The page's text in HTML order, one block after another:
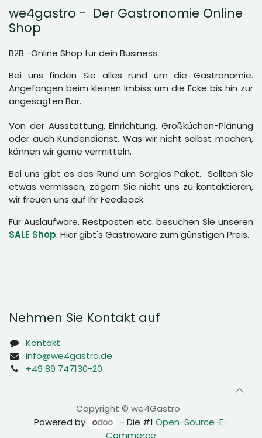
we4gastro - Der Gastronomie Online
Shop
B2B -Online Shop für dein Business
Bei uns finden Sie alles rund um die Gastronomie.
Angefangen beim kleinen Imbiss um die Ecke bis hin zur
angesagten Bar.
Von der Ausstattung, Einrichtung, Großküchen-Planung
oder auch Kundendienst. Was wir nicht selbst machen,
können wir gerne vermitteln.
Bei uns gibt es das Rund um Sorglos Paket. Sollten Sie
etwas vermissen, zögern Sie nicht uns zu kontaktieren,
wir freuen uns auf Ihr Feedback.
Für Auslaufware, Restposten etc. besuchen Sie unseren
SALE Shop. Hier gibt's Gastroware zum günstigen Preis.
Nehmen Sie Kontakt auf
Kontakt
info@we4gastro.de
+49 89 747130-20
Copyright © we4Gastro
Powered by
- Die #1Open-Source-E-
Commerce